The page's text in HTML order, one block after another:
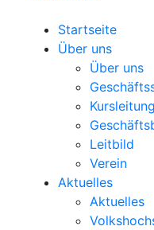
Startseite
Über uns
Über uns
Leitbild
Verein
Aktuelles
Aktuelles